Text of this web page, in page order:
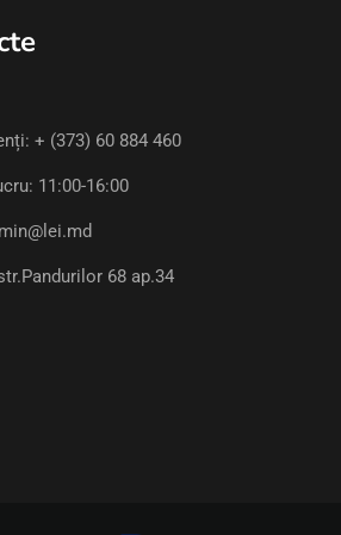
+ (373) 60 884 460
11:00-16:00
68 ap.34